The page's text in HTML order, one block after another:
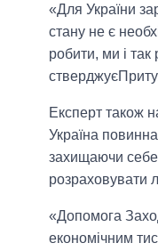
«Для України
стану не є
робити, ми і
Експерт також
Україна
захищаючи
розраховувати
«Допомога
економічним